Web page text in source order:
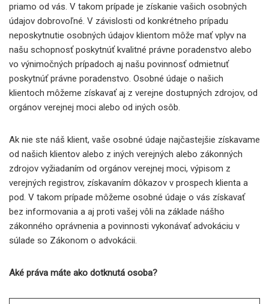
priamo od vás. V takom prípade je získanie vašich osobných
údajov dobrovoľné. V závislosti od konkrétneho prípadu
neposkytnutie osobných údajov klientom môže mať vplyv na
našu schopnosť poskytnúť kvalitné právne poradenstvo alebo
vo výnimočných prípadoch aj našu povinnosť odmietnuť
poskytnúť právne poradenstvo. Osobné údaje o našich
klientoch môžeme získavať aj z verejne dostupných zdrojov, od
orgánov verejnej moci alebo od iných osôb.
Ak nie ste náš klient, vaše osobné údaje najčastejšie získavame
od našich klientov alebo z iných verejných alebo zákonných
zdrojov vyžiadaním od orgánov verejnej moci, výpisom z
verejných registrov, získavaním dôkazov v prospech klienta a
pod. V takom prípade môžeme osobné údaje o vás získavať
bez informovania a aj proti vašej vôli na základe nášho
zákonného oprávnenia a povinnosti vykonávať advokáciu v
súlade so Zákonom o advokácii.
Aké práva máte ako dotknutá osoba?